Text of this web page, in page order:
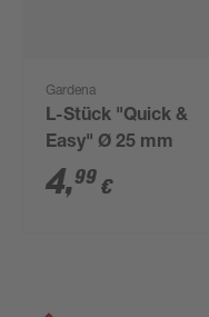
Gardena
L-Stück "Quick &
Easy" Ø 25 mm
4,99 €